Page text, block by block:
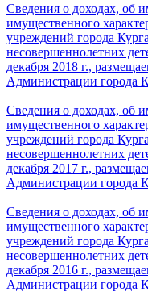
Сведения о доходах, об
имущественного
учреждений города
несовершеннолетних
декабря 2018 г.,
Администрации города
Сведения о доходах, об
имущественного
учреждений города
несовершеннолетних
декабря 2017 г.,
Администрации города
Сведения о доходах, об
имущественного
учреждений города
несовершеннолетних
декабря 2016 г.,
Администрации города